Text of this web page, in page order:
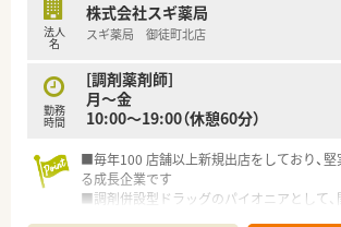
法人
名
株式会社スギ薬局
スギ薬局 御徒町北店
勤務
時間
[調剤薬剤師]
月～金
10:00～19:00（休憩60分）
■毎年100 店舗以上新規出店をしており、
る成長企業です
■調剤併設型ドラッグのパイオニアとして、